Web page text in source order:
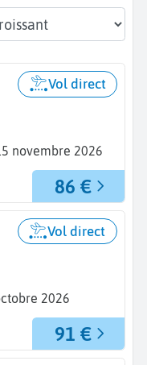
novembre 2026
Vol direct
86 €
2026
Vol direct
91 €